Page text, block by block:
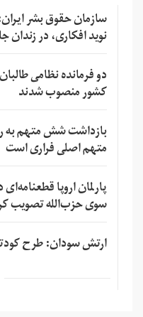
سازمان حقوق بشر
نوید افکاری، در
دو فرمانده نظامی
کشور منصوب شدند
بازداشت شش متهم به
متهم اصلی فراری است
پارلمان اروپا
سوی حزب‌الله تصویب
ارتش سودان: طرح